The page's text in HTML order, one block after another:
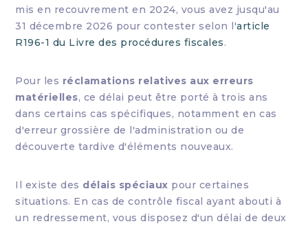
mis en recouvrement en 2024, vous avez jusqu'au
31 décembre 2026 pour contester selon l'article
R196-1 du Livre des procédures fiscales.
Pour les réclamations relatives aux erreurs
matérielles, ce délai peut être porté à trois ans
dans certains cas spécifiques, notamment en cas
d'erreur grossière de l'administration ou de
découverte tardive d'éléments nouveaux.
Il existe des délais spéciaux pour certaines
situations. En cas de contrôle fiscal ayant abouti à
un redressement, vous disposez d'un délai de deux